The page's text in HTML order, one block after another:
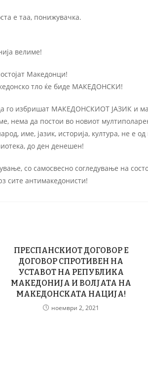
е таа, понижувачка.
велиме!
Македонци!
тло ќе биде МАКЕДОНСКИ!
го избришат МАКЕДОНСКИОТ ЈАЗИК и
нема да постои во новиот
име, јазик, историја, култура, не е
до ден денешен!
со самосвесно согледување на
антимакедонисти!
ПРЕСПАНСКИОТ ДОГОВОР Е
ДОГОВОР СПРОТИВЕН НА
УСТАВОТ НА РЕПУБЛИКА
МАКЕДОНИЈА И ВОЛЈАТА НА
МАКЕДОНСКАТА НАЦИЈА!
ноември 2, 2021